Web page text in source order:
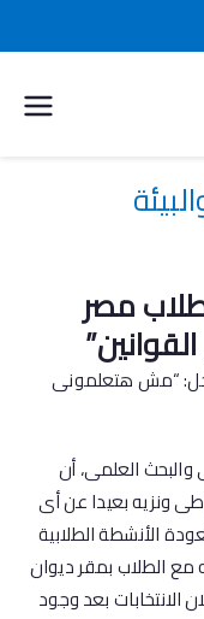
التجارة
مصر
والبحث العلمى، أن
ونزيه بعيدا عن أى
الأنشطة الطلابية
مع الطلاب بمقر ديوان
الانتخابات بعد وجود